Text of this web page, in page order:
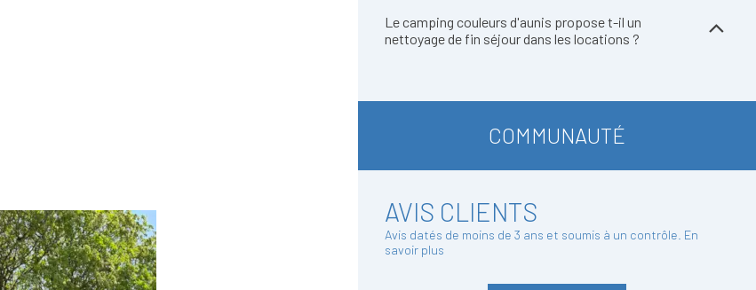
Le camping couleurs d'aunis propose t-il un
nettoyage de fin séjour dans les locations ?
COMMUNAUTÉ
AVIS CLIENTS
Avis datés de moins de 3 ans et soumis à un contrôle. En
savoir plus